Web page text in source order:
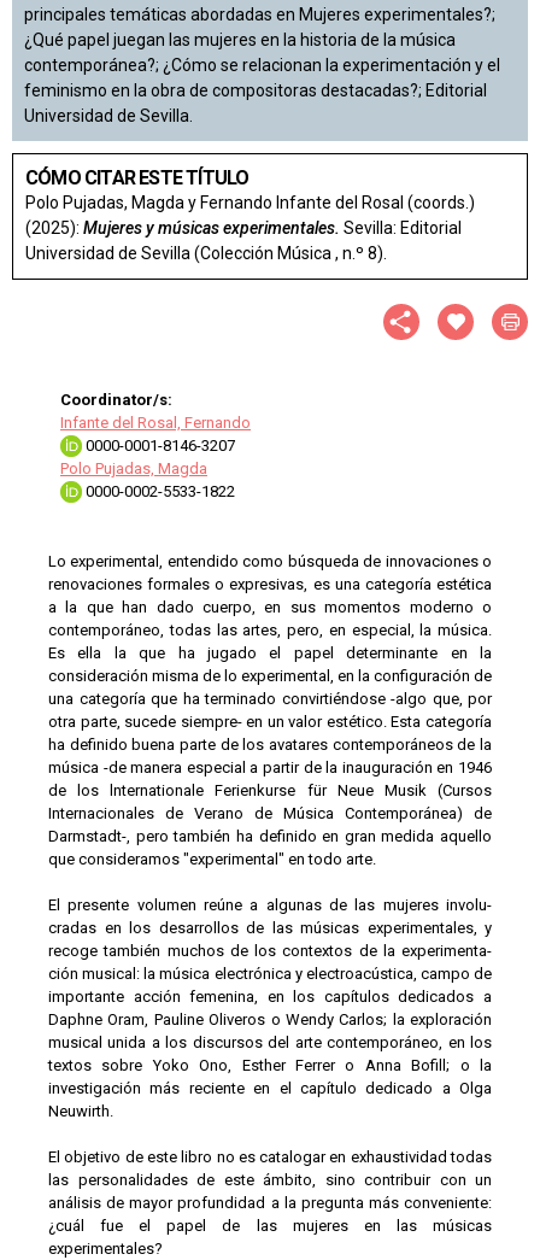
principales temáticas abordadas en Mujeres experimentales?;
¿Qué papel juegan las mujeres en la historia de la música
contemporánea?; ¿Cómo se relacionan la experimentación y el
feminismo en la obra de compositoras destacadas?; Editorial
Universidad de Sevilla.
CÓMO CITAR ESTE TÍTULO
Polo Pujadas, Magda y Fernando Infante del Rosal (coords.)
(2025): Mujeres y músicas experimentales. Sevilla: Editorial
Universidad de Sevilla (Colección Música , n.º 8).
Coordinator/s:
Infante del Rosal, Fernando
0000-0001-8146-3207
Polo Pujadas, Magda
0000-0002-5533-1822
Lo experimental, entendido como búsqueda de innovaciones o
renovaciones formales o expresivas, es una categoría estética
a la que han dado cuerpo, en sus momentos moderno o
contem­poráneo, todas las artes, pero, en especial, la música.
Es ella la que ha jugado el papel determinante en la
consideración misma de lo experimental, en la configuración de
una categoría que ha terminado convirtiéndose -algo que, por
otra parte, sucede siempre- en un valor estético. Esta categoría
ha definido buena parte de los avatares contemporáneos de la
música -de manera especial a partir de la inauguración en 1946
de los lnternationale Ferienkurse für Neue Musik (Cursos
Internacionales de Verano de Música Contemporánea) de
Darmstadt-, pero también ha definido en gran medida aquello
que consideramos "experimental" en todo arte.
El presente volumen reúne a algunas de las mujeres involu­
cradas en los desarrollos de las músicas experimentales, y
recoge también muchos de los contextos de la experimenta­
ción musical: la música electrónica y electroacústica, campo de
importante acción femenina, en los capítulos dedicados a
Daphne Oram, Pauline Oliveros o Wendy Carlos; la exploración
musical unida a los discursos del arte contemporáneo, en los
textos sobre Yoko Ono, Esther Ferrer o Anna Bofill; o la
investiga­ción más reciente en el capítulo dedicado a Olga
Neuwirth.
El objetivo de este libro no es catalogar en exhaustividad todas
las personalidades de este ámbito, sino contribuir con un
análisis de mayor profundidad a la pregunta más conveniente:
¿cuál fue el papel de las mujeres en las músicas
experimentales?